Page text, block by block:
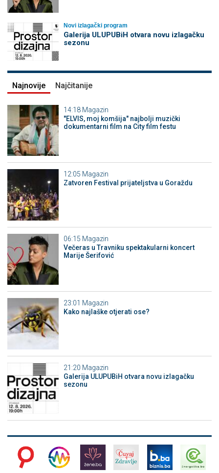
Novi izlagački program
Galerija ULUPUBiH otvara novu izlagačku
sezonu
Najnovije Najčitanije
14:18 Magazin
"ELVIS, moj komšija" najbolji muzički
dokumentarni film na City film festu
12:05 Magazin
Zatvoren Festival prijateljstva u Goraždu
06:15 Magazin
Večeras u Travniku spektakularni koncert
Marije Šerifović
23:01 Magazin
Kako najlaške otjerati ose?
21:20 Magazin
Galerija ULUPUBiH otvara novu izlagačku
sezonu